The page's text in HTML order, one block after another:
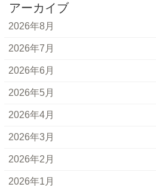
アーカイブ
2026年8月
2026年7月
2026年6月
2026年5月
2026年4月
2026年3月
2026年2月
2026年1月